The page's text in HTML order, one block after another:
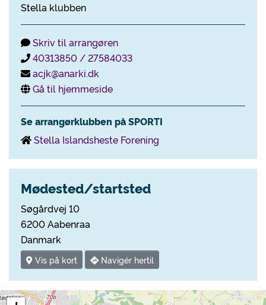
Stella klubben
Skriv til arrangøren
40313850 / 27584033
acjk@anarki.dk
Gå til hjemmeside
Se arrangørklubben på SPORTI
Stella Islandsheste Forening
Mødested/startsted
Søgårdvej 10
6200 Aabenraa
Danmark
Vis på kort Navigér hertil